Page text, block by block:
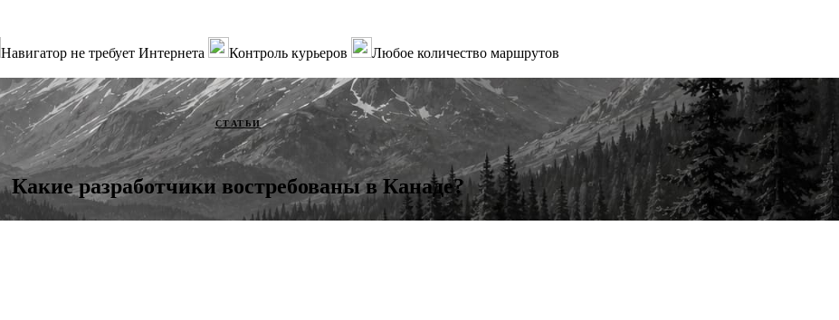
Навигатор не требует Интернета Контроль курьеров
Любое количество маршрутов
СТАТЬИ
Какие разработчики востребованы в Канаде?